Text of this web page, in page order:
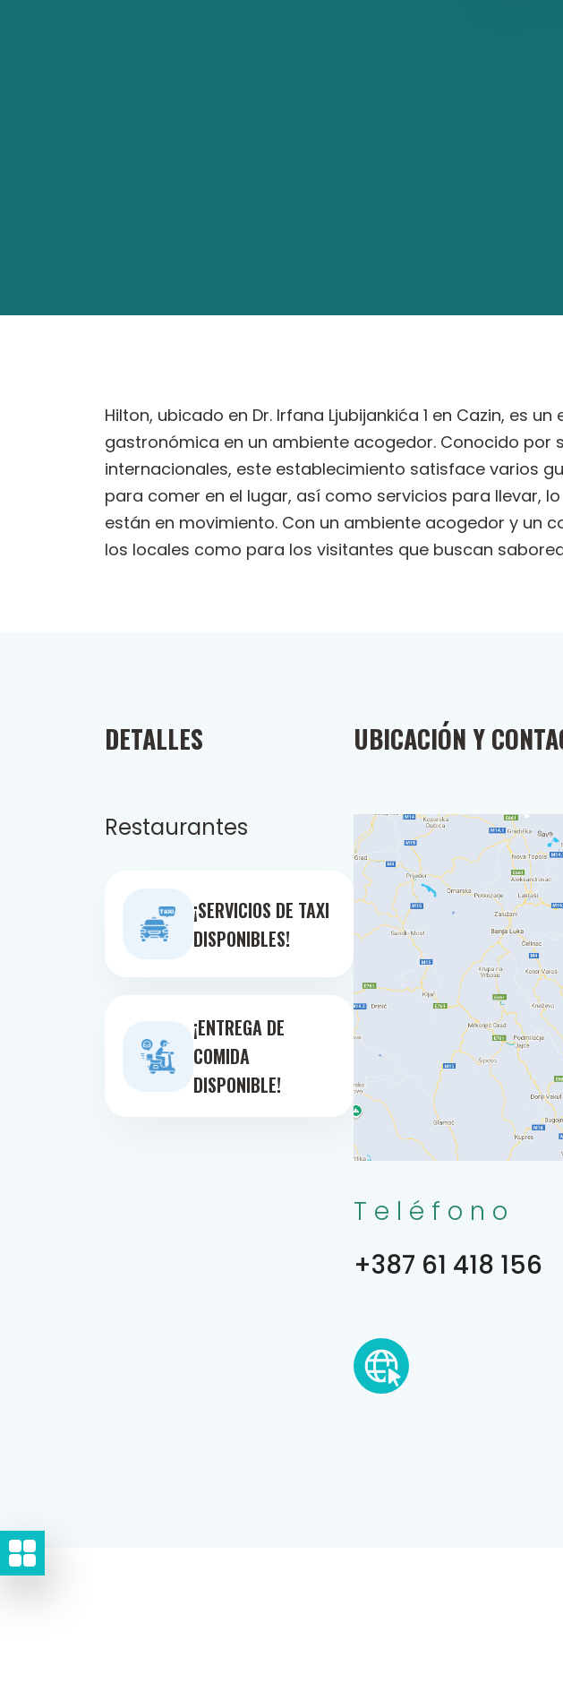
Hilton, ubicado en Dr. Irfana Ljubijankića 1 en Cazin, es
gastronómica en un ambiente acogedor. Conocido
internacionales, este establecimiento satisface varios
para comer en el lugar, así como servicios para llevar,
están en movimiento. Con un ambiente acogedor y un
los locales como para los visitantes que buscan
DETALLES
Restaurantes
¡SERVICIOS DE TAXI
DISPONIBLES!
¡ENTREGA DE
COMIDA
DISPONIBLE!
UBICACIÓN Y
Teléfono
+387 61 418 156